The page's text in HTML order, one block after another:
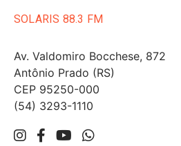
SOLARIS 88.3 FM
Av. Valdomiro Bocchese, 872
Antônio Prado (RS)
CEP 95250-000
(54) 3293-1110